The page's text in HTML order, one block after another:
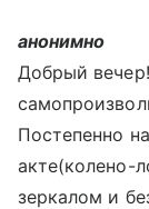
анонимно
Добрый
Постепенно
акте(колено-
зеркалом и